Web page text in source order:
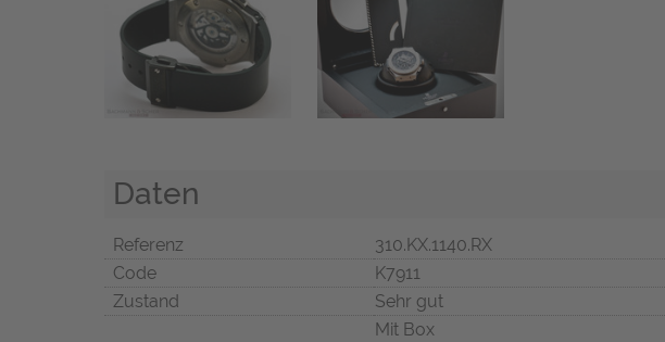
Daten
Referenz
310.KX.1140.RX
Code
K7911
Zustand
Sehr gut
Mit Box